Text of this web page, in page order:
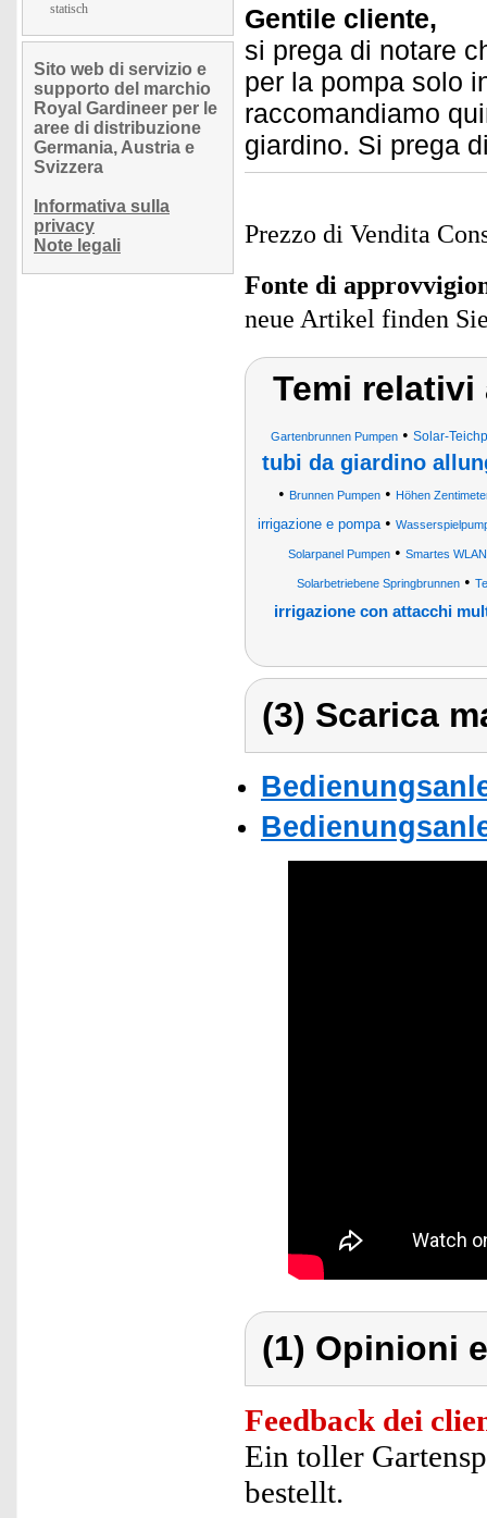
statisch
Sito web di servizio e
supporto del marchio
Royal Gardineer per le
aree di distribuzione
Germania, Austria e
Svizzera
Informativa sulla
privacy
Note legali
Gentile cliente,
si prega di notare
per la pompa solo
raccomandiamo
giardino. Si prega
Prezzo di Vendita
Fonte di
neue Artikel finden
Temi relativi
Gartenbrunnen Pumpen• Solar-
tubi da giardino
• Brunnen Pumpen• Höhen
irrigazione e pompa•
Solarpanel Pumpen • Smartes
Solarbetriebene Springbrunnen •
irrigazione con attacchi
(3) Scarica
(1) Opinioni
Feedback dei
Ein toller
bestellt.